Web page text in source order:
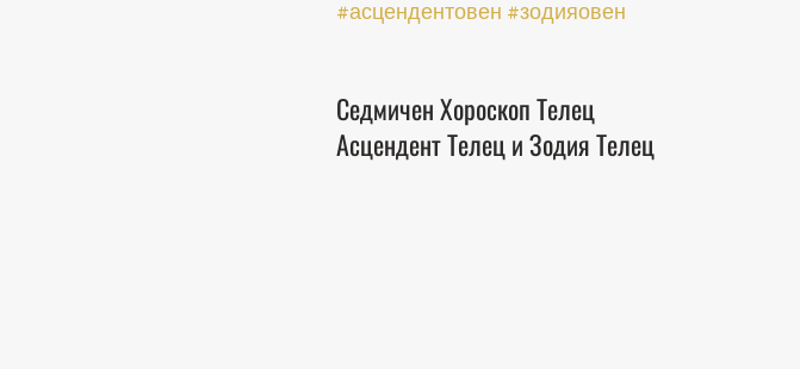
#асцендентовен #зодияовен
Седмичен Хороскоп Телец
Асцендент Телец и Зодия Телец